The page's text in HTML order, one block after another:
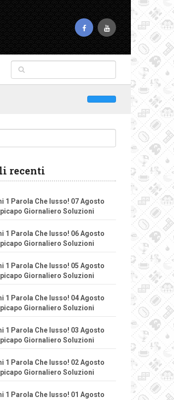
recenti
1 Parola Che lusso! 07 Agosto
Giornaliero Soluzioni
1 Parola Che lusso! 06 Agosto
Giornaliero Soluzioni
1 Parola Che lusso! 05 Agosto
Giornaliero Soluzioni
1 Parola Che lusso! 04 Agosto
Giornaliero Soluzioni
1 Parola Che lusso! 03 Agosto
Giornaliero Soluzioni
1 Parola Che lusso! 02 Agosto
Giornaliero Soluzioni
1 Parola Che lusso! 01 Agosto